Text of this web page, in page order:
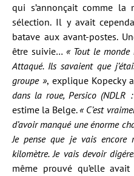
qui s’annonçait comme la
sélection. Il y avait
batave aux avant-postes.
être suivie… « Tout le monde
Attaqué. Ils savaient que
groupe », explique Kopecky
dans la roue, Persico
estime la Belge.« C’est
d’avoir manqué une énorme
Je pense que je vais encore
kilomètre. Je vais devoir
même prouvé qu’elle